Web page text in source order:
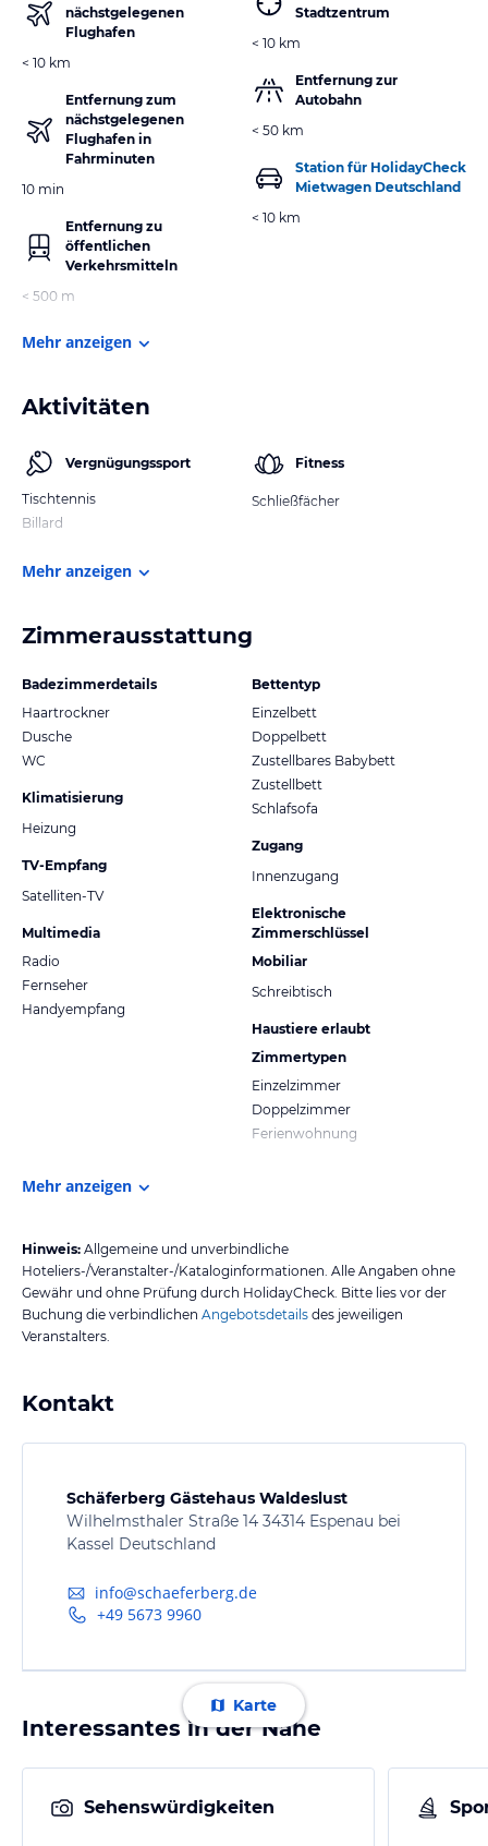
nächstgelegenen
Flughafen
< 10 km
Entfernung zum
nächstgelegenen
Flughafen in
Fahrminuten
10 min
Entfernung zu
öffentlichen
Verkehrsmitteln
< 500 m
Stadtzentrum
< 10 km
Entfernung zur
Autobahn
< 50 km
Station für HolidayCheck
Mietwagen Deutschland
< 10 km
Mehr anzeigen
Aktivitäten
Vergnügungssport
Tischtennis
Billard
Fitness
Schließfächer
Mehr anzeigen
Zimmerausstattung
Badezimmerdetails
Haartrockner
Dusche
WC
Klimatisierung
Heizung
TV-Empfang
Satelliten-TV
Multimedia
Radio
Fernseher
Handyempfang
Bettentyp
Einzelbett
Doppelbett
Zustellbares Babybett
Zustellbett
Schlafsofa
Zugang
Innenzugang
Elektronische
Zimmerschlüssel
Mobiliar
Schreibtisch
Haustiere erlaubt
Zimmertypen
Einzelzimmer
Doppelzimmer
Ferienwohnung
Mehr anzeigen
Hinweis: Allgemeine und unverbindliche
Hoteliers-/Veranstalter-/Kataloginformationen. Alle Angaben ohne
Gewähr und ohne Prüfung durch HolidayCheck. Bitte lies vor der
Buchung die verbindlichen Angebotsdetails des jeweiligen
Veranstalters.
Kontakt
Schäferberg Gästehaus Waldeslust
Wilhelmsthaler Straße 14 34314 Espenau bei
Kassel Deutschland
info@schaeferberg.de
+49 5673 9960
Karte
Interessantes in der Nähe
Sehenswürdigkeiten